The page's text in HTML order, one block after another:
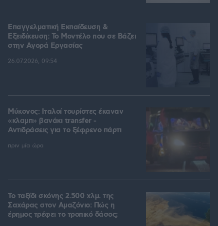
Επαγγελματική Εκπαίδευση &
Εξειδίκευση: Το Mοντέλο που σε Bάζει
στην Aγορά Eργασίας
26.07.2026, 09:54
Μύκονος: Ιταλοί τουρίστες έκαναν
«κλαμπ» βανάκι transfer -
Αντιδράσεις για το ξέφρενο πάρτι
πριν μία ώρα
Το ταξίδι σκόνης 2.500 χλμ. της
Σαχάρας στον Αμαζόνιο: Πώς η
έρημος τρέφει το τροπικό δάσος;